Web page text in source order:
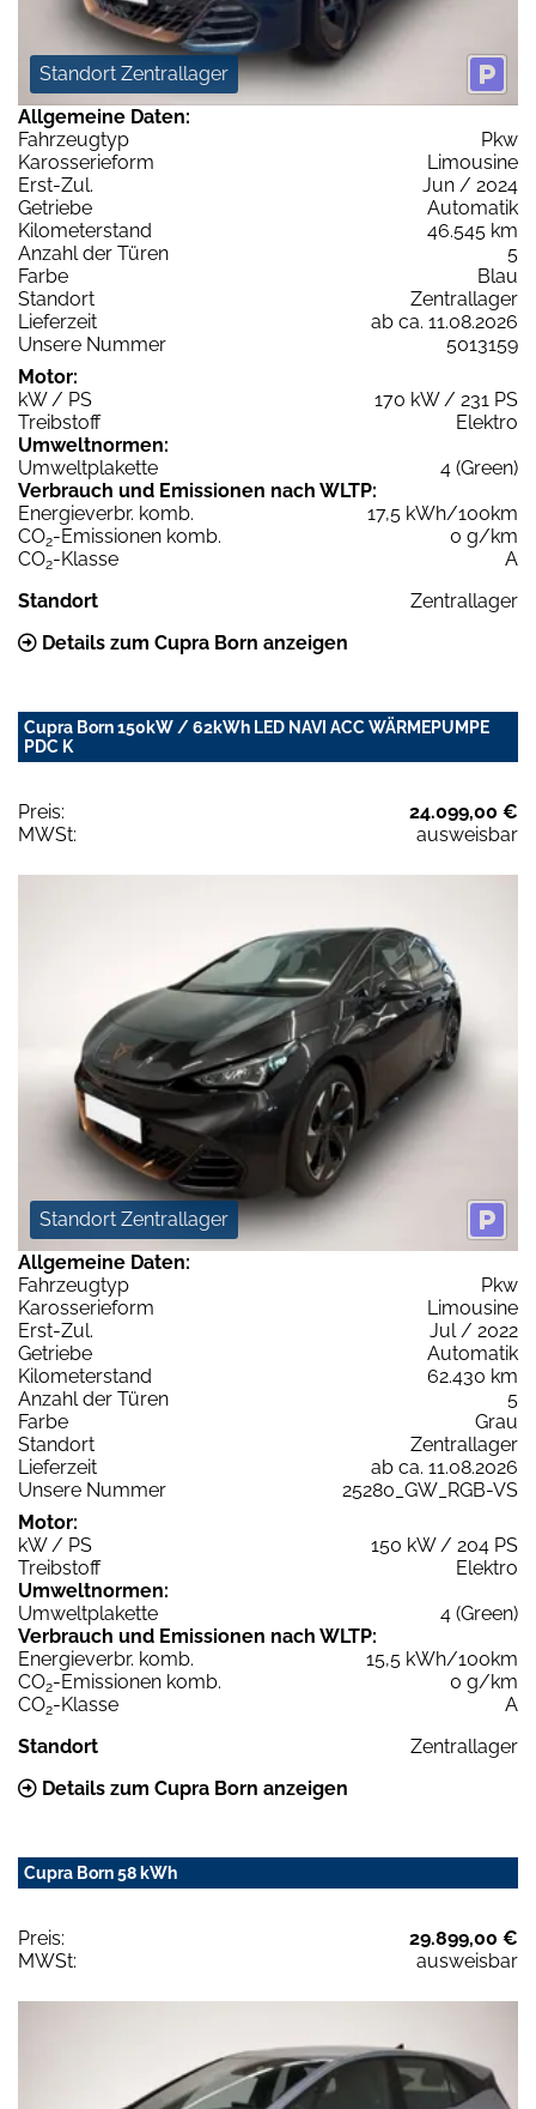
Standort Zentrallager
Allgemeine Daten:
Fahrzeugtyp
Pkw
Karosserieform
Limousine
Erst-Zul.
Jun / 2024
Getriebe
Automatik
Kilometerstand
46.545 km
Anzahl der Türen
5
Farbe
Blau
Standort
Zentrallager
Lieferzeit
ab ca. 11.08.2026
Unsere Nummer
5013159
Motor:
kW / PS
170 kW / 231 PS
Treibstoff
Elektro
Umweltnormen:
Umweltplakette
4 (Green)
Verbrauch und Emissionen nach WLTP:
Energieverbr. komb.
17,5 kWh/100km
CO2-Emissionen komb.
0 g/km
CO2-Klasse
A
Standort
Zentrallager
Details zum Cupra Born anzeigen
Cupra Born 150kW / 62kWh LED NAVI ACC WÄRMEPUMPE
PDC K
Preis:
24.099,00 €
MWSt:
ausweisbar
Standort Zentrallager
Allgemeine Daten:
Fahrzeugtyp
Pkw
Karosserieform
Limousine
Erst-Zul.
Jul / 2022
Getriebe
Automatik
Kilometerstand
62.430 km
Anzahl der Türen
5
Farbe
Grau
Standort
Zentrallager
Lieferzeit
ab ca. 11.08.2026
Unsere Nummer
25280_GW_RGB-VS
Motor:
kW / PS
150 kW / 204 PS
Treibstoff
Elektro
Umweltnormen:
Umweltplakette
4 (Green)
Verbrauch und Emissionen nach WLTP:
Energieverbr. komb.
15,5 kWh/100km
CO2-Emissionen komb.
0 g/km
CO2-Klasse
A
Standort
Zentrallager
Details zum Cupra Born anzeigen
Cupra Born 58 kWh
Preis:
29.899,00 €
MWSt:
ausweisbar